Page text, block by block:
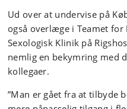
Ud over at undervise på
også overlæge i Teamet for
Sexologisk Klinik på
nemlig en bekymring med
kollegaer.
”Man er gået fra at tilbyde